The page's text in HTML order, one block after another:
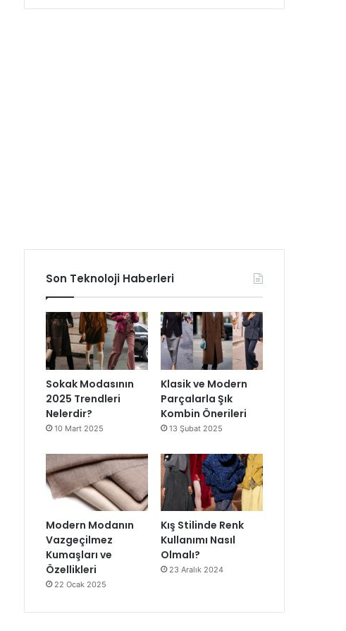
Son Teknoloji Haberleri
Sokak Modasının
2025 Trendleri
Nelerdir?
10 Mart 2025
Klasik ve Modern
Parçalarla Şık
Kombin Önerileri
13 Şubat 2025
Modern Modanın
Vazgeçilmez
Kumaşları ve
Özellikleri
22 Ocak 2025
Kış Stilinde Renk
Kullanımı Nasıl
Olmalı?
23 Aralık 2024